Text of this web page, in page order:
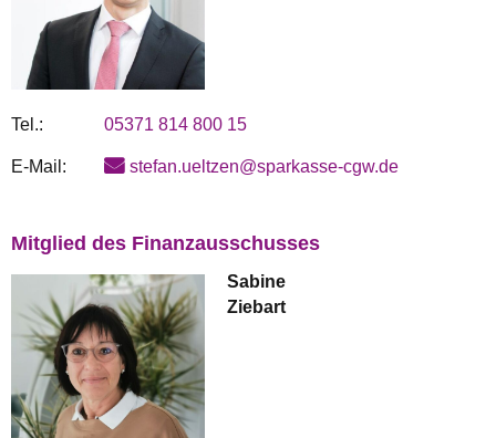
Tel.: 05371 814 800 15
E-Mail: stefan.ueltzen@sparkasse-cgw.de
Mitglied des Finanzausschusses
Sabine
Ziebart